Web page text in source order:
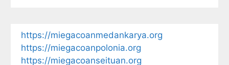
https://miegacoanmedankarya.org
https://miegacoanpolonia.org
https://miegacoanseituan.org